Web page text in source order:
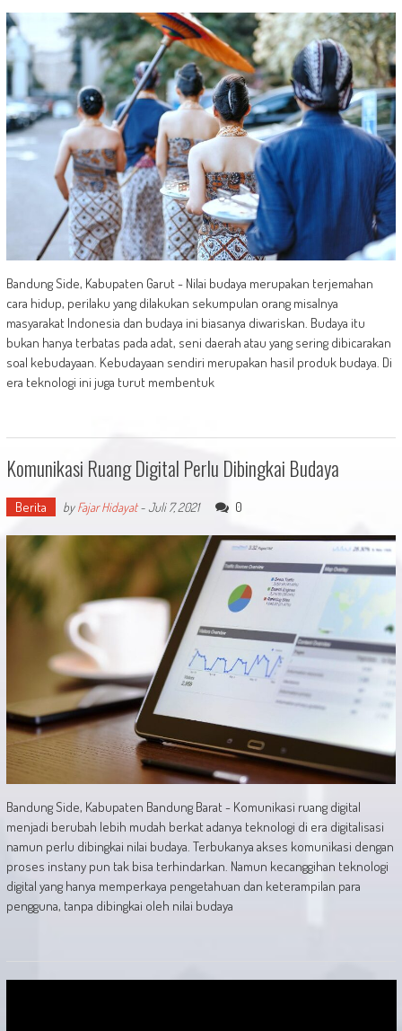
Bandung Side, Kabupaten Garut - Nilai budaya merupakan terjemahan
cara hidup, perilaku yang dilakukan sekumpulan orang misalnya
masyarakat Indonesia dan budaya ini biasanya diwariskan. Budaya itu
bukan hanya terbatas pada adat, seni daerah atau yang sering dibicarakan
soal kebudayaan. Kebudayaan sendiri merupakan hasil produk budaya. Di
era teknologi ini juga turut membentuk
Komunikasi Ruang Digital Perlu Dibingkai Budaya
Berita byFajar Hidayat- Juli 7, 2021 0
Bandung Side, Kabupaten Bandung Barat - Komunikasi ruang digital
menjadi berubah lebih mudah berkat adanya teknologi di era digitalisasi
namun perlu dibingkai nilai budaya. Terbukanya akses komunikasi dengan
proses instany pun tak bisa terhindarkan. Namun kecanggihan teknologi
digital yang hanya memperkaya pengetahuan dan keterampilan para
pengguna, tanpa dibingkai oleh nilai budaya